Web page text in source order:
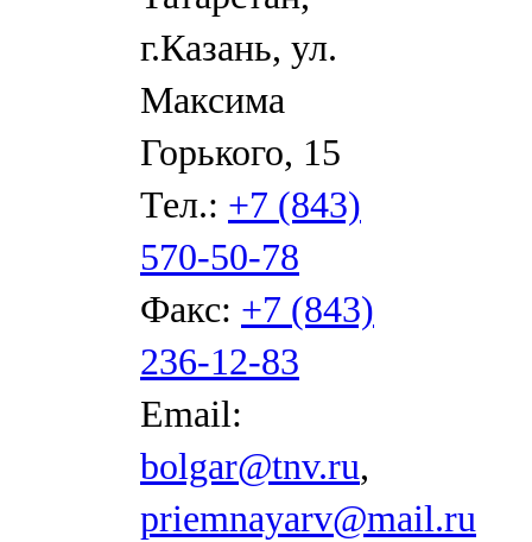
г.Казань, ул.
Максима
Горького, 15
Тел.: +7 (843)
570-50-78
Факс: +7 (843)
236-12-83
Email:
bolgar@tnv.ru,
priemnayarv@mail.ru